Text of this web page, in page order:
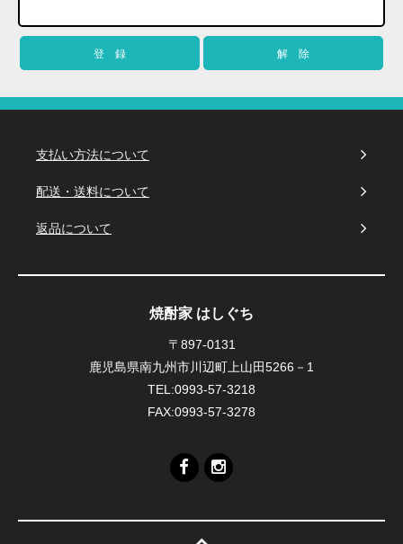
支払い方法について
配送・送料について
返品について
焼酎家 はしぐち
〒897-0131
鹿児島県南九州市川辺町上山田5266－1
TEL:0993-57-3218
FAX:0993-57-3278